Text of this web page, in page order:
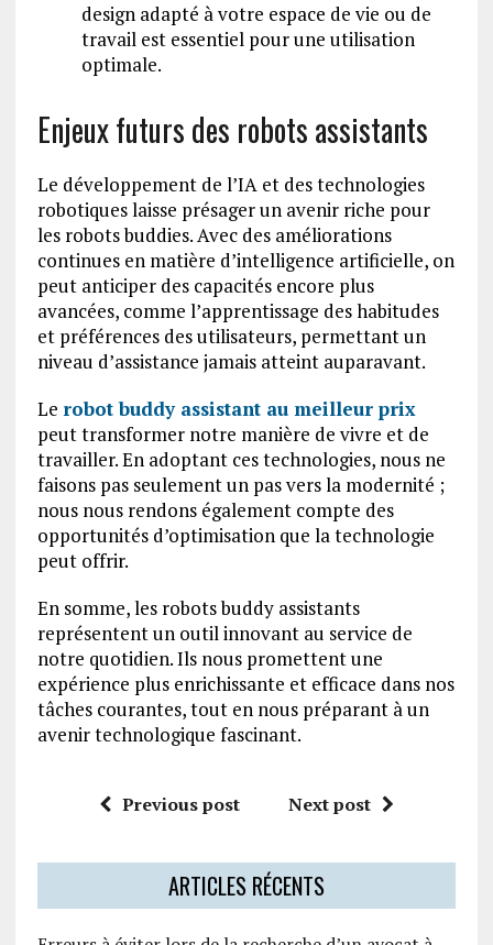
design adapté à votre espace de vie ou de
travail est essentiel pour une utilisation
optimale.
Enjeux futurs des robots assistants
Le développement de l’IA et des technologies
robotiques laisse présager un avenir riche pour
les robots buddies. Avec des améliorations
continues en matière d’intelligence artificielle, on
peut anticiper des capacités encore plus
avancées, comme l’apprentissage des habitudes
et préférences des utilisateurs, permettant un
niveau d’assistance jamais atteint auparavant.
Le robot buddy assistant au meilleur prix
peut transformer notre manière de vivre et de
travailler. En adoptant ces technologies, nous ne
faisons pas seulement un pas vers la modernité ;
nous nous rendons également compte des
opportunités d’optimisation que la technologie
peut offrir.
En somme, les robots buddy assistants
représentent un outil innovant au service de
notre quotidien. Ils nous promettent une
expérience plus enrichissante et efficace dans nos
tâches courantes, tout en nous préparant à un
avenir technologique fascinant.
Previous post Next post
ARTICLES RÉCENTS